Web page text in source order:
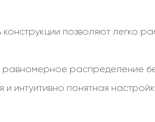
позволяют легко
распределение
и интуитивно понятная